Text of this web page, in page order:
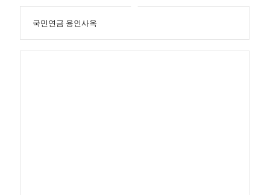
국민연금 용인사옥